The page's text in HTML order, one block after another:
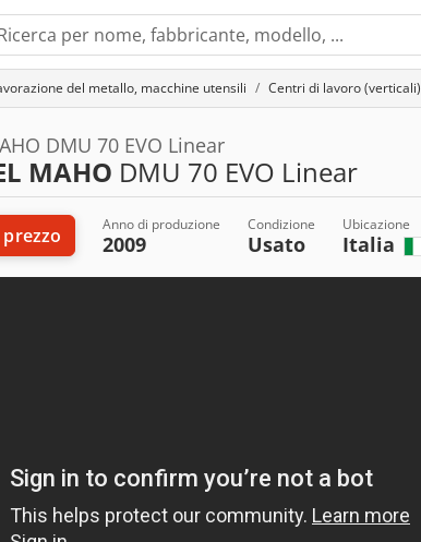
del metallo, macchine utensili Centri di lavoro (verticali)
DMU 70 EVO Linear
MAHO DMU 70 EVO Linear
Anno di produzione
2009
Condizione
Usato
Ubicazione
Italia